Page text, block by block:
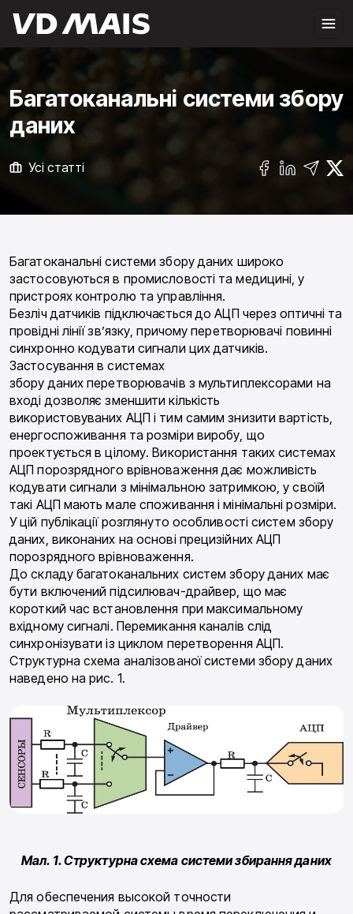
Багатоканальні системи збору
даних
Усі статті
Багатоканальні системи збору даних широко
застосовуються в промисловості та медицині, у
пристроях контролю та управління.
Безліч датчиків підключається до АЦП через оптичні та
провідні лінії зв’язку, причому перетворювачі повинні
синхронно кодувати сигнали цих датчиків.
Застосування в системах
збору даних перетворювачів з мультиплексорами на
вході дозволяє зменшити кількість
використовуваних АЦП і тим самим знизити вартість,
енергоспоживання та розміри виробу, що
проектується в цілому. Використання таких системах
АЦП порозрядного врівноваження дає можливість
кодувати сигнали з мінімальною затримкою, у своїй
такі АЦП мають мале споживання і мінімальні розміри.
У цій публікації розглянуто особливості систем збору
даних, виконаних на основі прецизійних АЦП
порозрядного врівноваження.
До складу багатоканальних систем збору даних має
бути включений підсилювач-драйвер, що має
короткий час встановлення при максимальному
вхідному сигналі. Перемикання каналів слід
синхронізувати із циклом перетворення АЦП.
Структурна схема аналізованої системи збору даних
наведено на рис. 1.
Мал. 1. Структурна схема системи збирання даних
Для обеспечения высокой точности